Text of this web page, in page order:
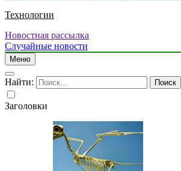
Технологии
Новостная рассылка
Случайные новости
Меню
Найти:
Заголовки